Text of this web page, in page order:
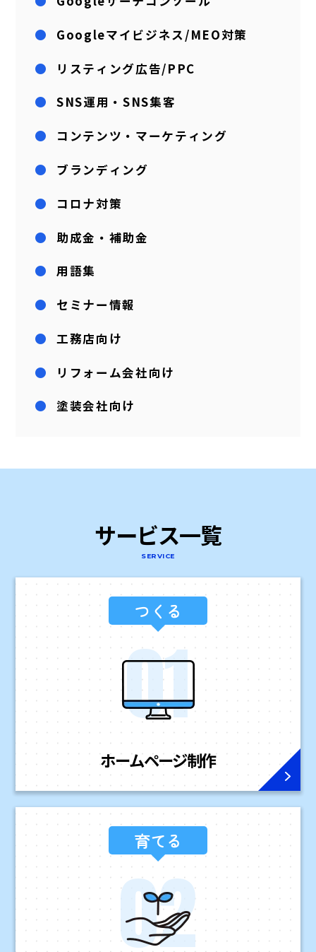
Googleマイビジネス/MEO対策
リスティング広告/PPC
SNS運用・SNS集客
コンテンツ・マーケティング
ブランディング
コロナ対策
助成金・補助金
用語集
セミナー情報
工務店向け
リフォーム会社向け
塗装会社向け
サービス一覧
SERVICE
つくる
ホームページ制作
育てる